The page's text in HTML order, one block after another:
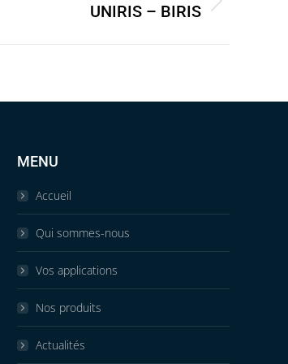
UNIRIS – BIRIS
MENU
Accueil
Qui sommes-nous
Vos applications
Nos produits
Actualités